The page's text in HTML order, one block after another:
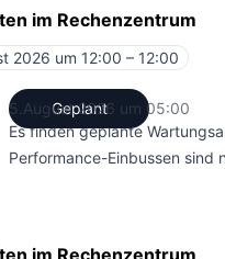
im Rechenzentrum
2026 um 12:00 – 12:00
Geplant
5.August 2026 um 05:00
Es finden geplante
Performance-Einbussen sind
im Rechenzentrum